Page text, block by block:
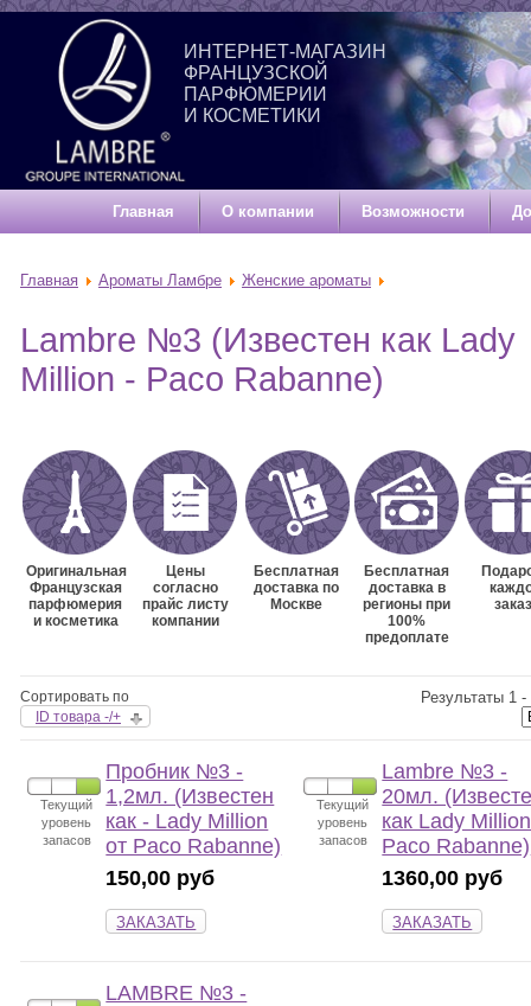
ИНТЕРНЕТ-МАГАЗИН
ФРАНЦУЗСКОЙ
ПАРФЮМЕРИИ
И КОСМЕТИКИ
Главная О компании Возможности
Главная Ароматы Ламбре Женские ароматы
Lambre №3 (Известен как Lady
Million - Paco Rabanne)
Оригинальная
Французская
парфюмерия
и косметика
Цены
согласно
прайс листу
компании
Бесплатная
доставка по
Москве
Бесплатная
доставка в
регионы при
100%
предоплате
Сортировать по
ID товара -/+
Результаты 1 -
Текущий
уровень
запасов
Пробник №3 -
1,2мл. (Известен
как - Lady Million
от Paco Rabanne)
150,00 руб
ЗАКАЗАТЬ
Текущий
уровень
запасов
Lambre №3 -
20мл.
как Lady
Paco Rabanne)
1360,00 руб
ЗАКАЗАТЬ
LAMBRE №3 -